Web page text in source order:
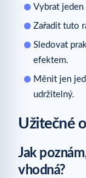
Vybrat
Zařadit tuto
Sledovat
efektem.
Měnit jen
udržitelný.
Užitečné
Jak
vhodná?